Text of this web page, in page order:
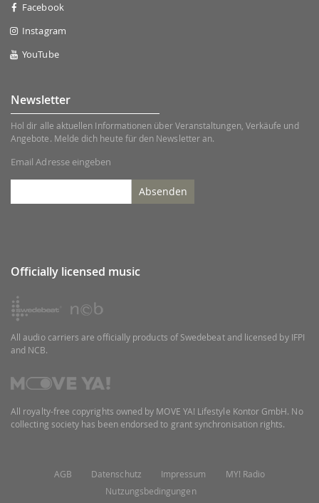
Facebook
Instagram
YouTube
Newsletter
Hol dir alle aktuellen Informationen über Veranstaltungen, Verkäufe und
Angebote. Melde dich heute für den Newsletter an.
Email Adresse eingeben
Absenden
Officially licensed music
All audio carriers are officially products of Swedebeat and licensed by IFPI
and NCB.
All royalty-free copyrights owned by MOVE YA! Lifestyle Kontor GmbH. No
collecting society has been endorsed to grant synchronisation rights.
AGB Datenschutz Impressum
MY! Radio
Nutzungsbedingungen